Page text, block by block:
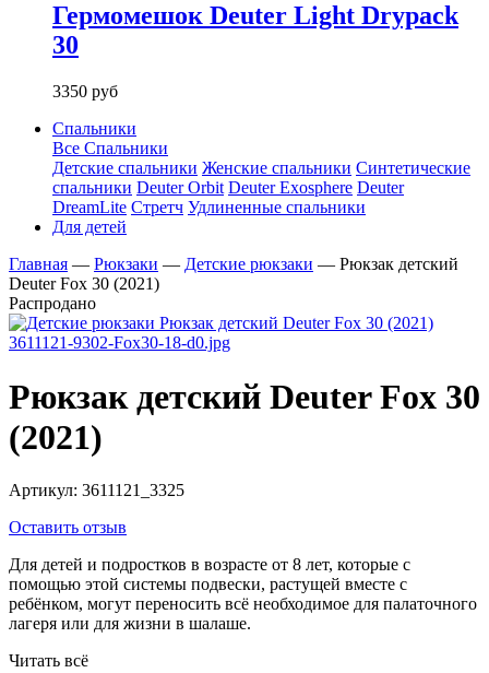
Гермомешок Deuter Light Drypack
30
3350 руб
Спальники
Все Спальники
Детские спальники Женские спальники Синтетические
спальники Deuter Orbit Deuter Exosphere Deuter
DreamLite Стретч Удлиненные спальники
Для детей
Главная — Рюкзаки — Детские рюкзаки — Рюкзак детский
Deuter Fox 30 (2021)
Распродано
Рюкзак детский Deuter Fox 30
(2021)
Артикул: 3611121_3325
Оставить отзыв
Для детей и подростков в возрасте от 8 лет, которые с
помощью этой системы подвески, растущей вместе с
ребёнком, могут переносить всё необходимое для палаточного
лагеря или для жизни в шалаше.
Читать всё